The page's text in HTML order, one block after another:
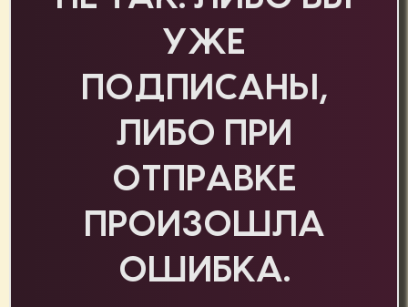
УЖЕ
ПОДПИСАНЫ,
ЛИБО ПРИ
ОТПРАВКЕ
ПРОИЗОШЛА
ОШИБКА.